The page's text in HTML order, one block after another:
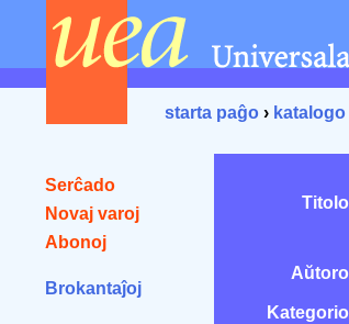
starta paĝo › katalogo
Serĉado
Novaj varoj
Abonoj
Brokantaĵoj
Titolo
Aŭtoro
Kategorio